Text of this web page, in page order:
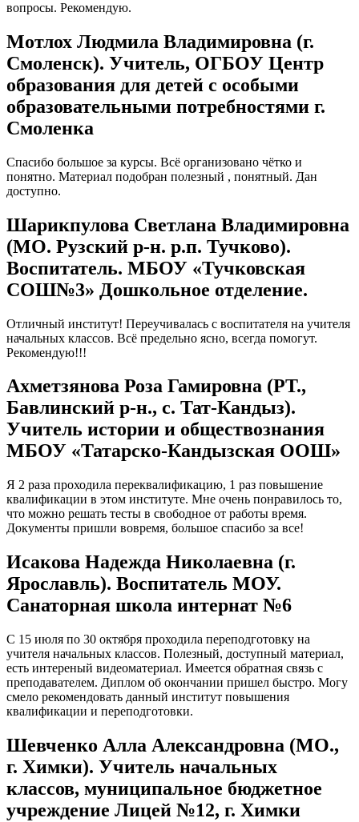
вопросы. Рекомендую.
Мотлох Людмила Владимировна (г.
Смоленск). Учитель, ОГБОУ Центр
образования для детей с особыми
образовательными потребностями г.
Смоленка
Спасибо большое за курсы. Всё организовано чётко и
понятно. Материал подобран полезный , понятный. Дан
доступно.
Шарикпулова Светлана Владимировна
(МО. Рузский р-н. р.п. Тучково).
Воспитатель. МБОУ «Тучковская
СОШ№3» Дошкольное отделение.
Отличный институт! Переучивалась с воспитателя на учителя
начальных классов. Всё предельно ясно, всегда помогут.
Рекомендую!!!
Ахметзянова Роза Гамировна (РТ.,
Бавлинский р-н., с. Тат-Кандыз).
Учитель истории и обществознания
МБОУ «Татарско-Кандызская ООШ»
Я 2 раза проходила переквалификацию, 1 раз повышение
квалификации в этом институте. Мне очень понравилось то,
что можно решать тесты в свободное от работы время.
Документы пришли вовремя, большое спасибо за все!
Исакова Надежда Николаевна (г.
Ярославль). Воспитатель МОУ.
Санаторная школа интернат №6
С 15 июля по 30 октября проходила переподготовку на
учителя начальных классов. Полезный, доступный материал,
есть интереный видеоматериал. Имеется обратная связь с
преподавателем. Диплом об окончании пришел быстро. Могу
смело рекомендовать данный институт повышения
квалификации и переподготовки.
Шевченко Алла Александровна (МО.,
г. Химки). Учитель начальных
классов, муниципальное бюджетное
учреждение Лицей №12, г. Химки